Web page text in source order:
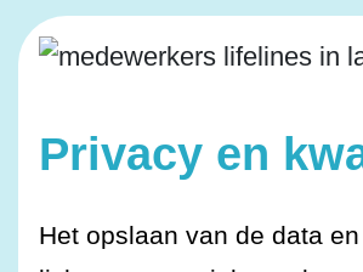
Privacy en
Het opslaan van de data